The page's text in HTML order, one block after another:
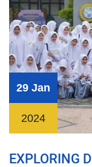
29 Jan
2024
EXPLORING